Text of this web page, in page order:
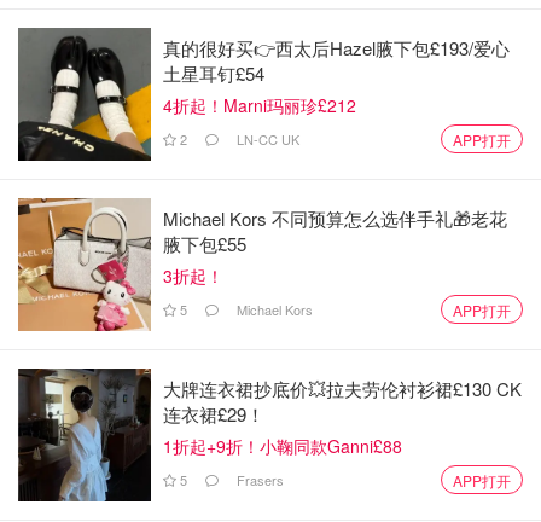
真的很好买👉西太后Hazel腋下包£193/爱心
土星耳钉£54
4折起！Marni玛丽珍£212
2 LN-CC UK APP打开
Michael Kors 不同预算怎么选伴手礼🎁老花
腋下包£55
3折起！
5 Michael Kors APP打开
大牌连衣裙抄底价💥拉夫劳伦衬衫裙£130 CK
连衣裙£29！
1折起+9折！小鞠同款Ganni£88
5 Frasers APP打开